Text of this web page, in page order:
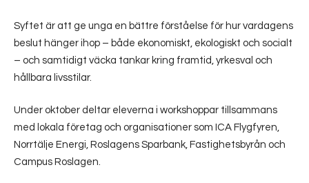
Syftet är att ge unga en bättre förståelse för hur vardagens
beslut hänger ihop – både ekonomiskt, ekologiskt och socialt
– och samtidigt väcka tankar kring framtid, yrkesval och
hållbara livsstilar.
Under oktober deltar eleverna i workshoppar tillsammans
med lokala företag och organisationer som ICA Flygfyren,
Norrtälje Energi, Roslagens Sparbank, Fastighetsbyrån och
Campus Roslagen.